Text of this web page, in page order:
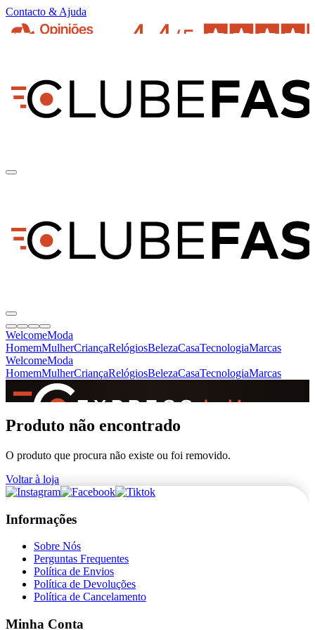
Contacto & Ajuda
WelcomeModa
HomemMulherCriançaRelógiosBelezaCasaTecnologiaMarcas
WelcomeModa
HomemMulherCriançaRelógiosBelezaCasaTecnologiaMarcas
+de 36.000 reviews
Produto não encontrado
O produto que procura não existe ou foi removido.
Voltar à loja
Informações
Sobre Nós
Perguntas Frequentes
Política de Envios
Política de Devoluções
Política de Cancelamento
Minha Conta